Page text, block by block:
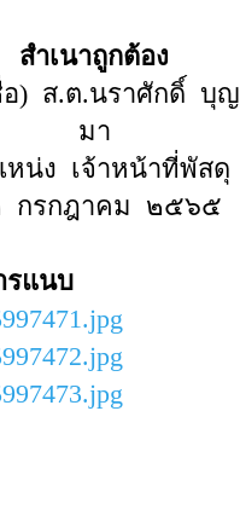
สำเนาถูกต้อง
อ) ส.ต.นราศักดิ์ บุญ
มา
หน่ง เจ้าหน้าที่พัสดุ
กรกฎาคม ๒๕๖๕
รแนบ